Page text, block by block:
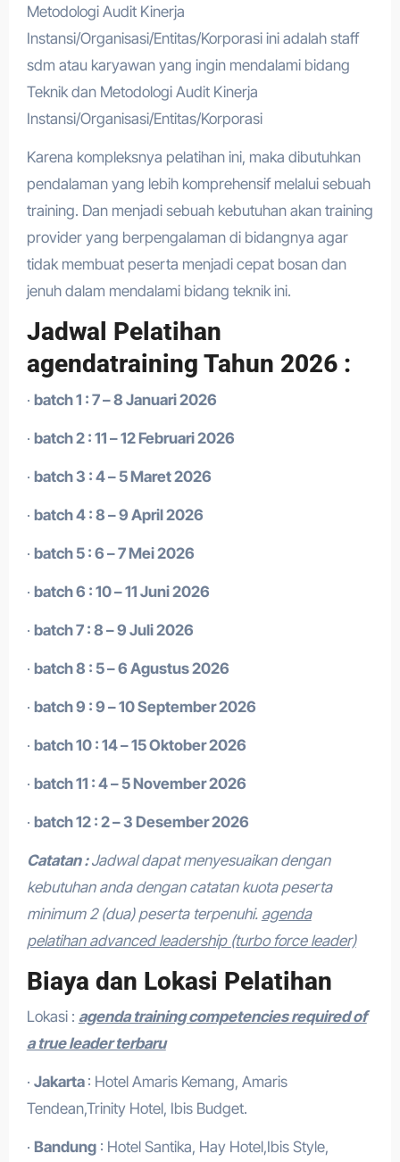
Metodologi Audit Kinerja
Instansi/Organisasi/Entitas/Korporasi ini adalah staff
sdm atau karyawan yang ingin mendalami bidang
Teknik dan Metodologi Audit Kinerja
Instansi/Organisasi/Entitas/Korporasi
Karena kompleksnya pelatihan ini, maka dibutuhkan
pendalaman yang lebih komprehensif melalui sebuah
training. Dan menjadi sebuah kebutuhan akan training
provider yang berpengalaman di bidangnya agar
tidak membuat peserta menjadi cepat bosan dan
jenuh dalam mendalami bidang teknik ini.
Jadwal Pelatihan
agendatraining Tahun 2026 :
· batch 1 : 7 – 8 Januari 2026
· batch 2 : 11 – 12 Februari 2026
· batch 3 : 4 – 5 Maret 2026
· batch 4 : 8 – 9 April 2026
· batch 5 : 6 – 7 Mei 2026
· batch 6 : 10 – 11 Juni 2026
· batch 7 : 8 – 9 Juli 2026
· batch 8 : 5 – 6 Agustus 2026
· batch 9 : 9 – 10 September 2026
· batch 10 : 14 – 15 Oktober 2026
· batch 11 : 4 – 5 November 2026
· batch 12 : 2 – 3 Desember 2026
Catatan :Jadwal dapat menyesuaikan dengan
kebutuhan anda dengan catatan kuota peserta
minimum 2 (dua) peserta terpenuhi. agenda
pelatihan advanced leadership (turbo force leader)
Biaya dan Lokasi Pelatihan
Lokasi : agenda training competencies required of
a true leader terbaru
· Jakarta : Hotel Amaris Kemang, Amaris
Tendean,Trinity Hotel, Ibis Budget.
· Bandung: Hotel Santika, Hay Hotel,Ibis Style,